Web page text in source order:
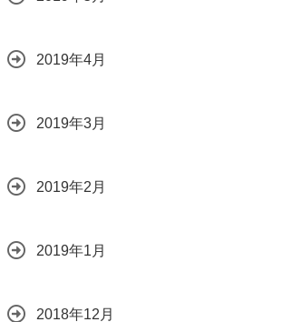
2019年4月
2019年3月
2019年2月
2019年1月
2018年12月